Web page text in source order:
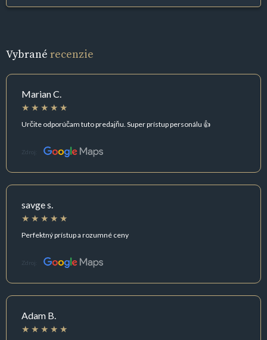
Vybrané recenzie
Marian C.
Určite odporúčam tuto predajňu. Super prístup personálu 👍
Zdroj:
savge s.
Perfektný prístup a rozumné ceny
Zdroj:
Adam B.